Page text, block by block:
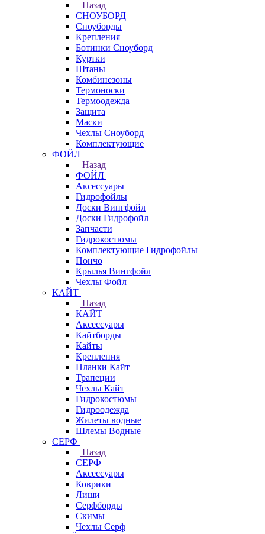
Назад
СНОУБОРД
Сноуборды
Крепления
Ботинки Сноуборд
Куртки
Штаны
Комбинезоны
Термоноски
Термоодежда
Защита
Маски
Чехлы Сноуборд
Комплектующие
ФОЙЛ
Назад
ФОЙЛ
Аксессуары
Гидрофойлы
Доски Вингфойл
Доски Гидрофойл
Запчасти
Гидрокостюмы
Комплектующие Гидрофойлы
Пончо
Крылья Вингфойл
Чехлы Фойл
КАЙТ
Назад
КАЙТ
Аксессуары
Кайтборды
Кайты
Крепления
Планки Кайт
Трапеции
Чехлы Кайт
Гидрокостюмы
Гидроодежда
Жилеты водные
Шлемы Водные
СЕРФ
Назад
СЕРФ
Аксессуары
Коврики
Лиши
Серфборды
Скимы
Чехлы Cерф